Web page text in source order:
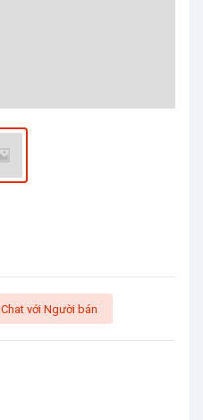
Chat với Người bán